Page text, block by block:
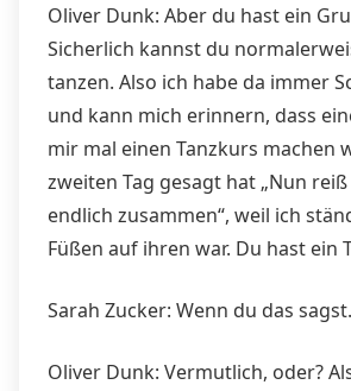
Oliver Dunk: Aber du hast ein
Sicherlich kannst du
tanzen. Also ich habe da immer
und kann mich erinnern, dass
mir mal einen Tanzkurs machen
zweiten Tag gesagt hat „Nun
endlich zusammen“, weil ich
Füßen auf ihren war. Du hast ein
Sarah Zucker: Wenn du das
Oliver Dunk: Vermutlich, oder?